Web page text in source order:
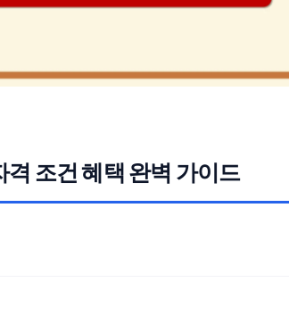
조건 혜택 완벽 가이드